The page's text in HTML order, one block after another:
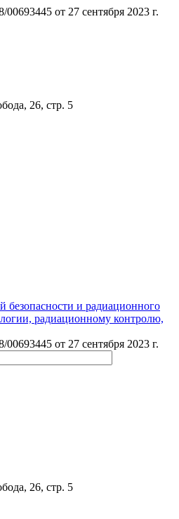
от 27 сентября 2023 г.
26, стр. 5
от 27 сентября 2023 г.
26, стр. 5